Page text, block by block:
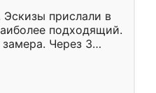
Эскизы прислали в
подходящий.
Через 3
Остались
Ренессанс
работу!